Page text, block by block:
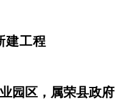
建工程
园区，属荣县政府